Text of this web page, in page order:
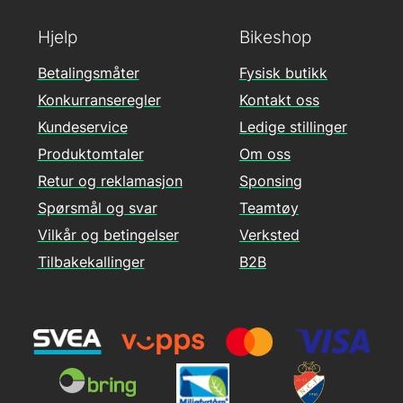
Hjelp
Betalingsmåter
Konkurranseregler
Kundeservice
Produktomtaler
Retur og reklamasjon
Spørsmål og svar
Vilkår og betingelser
Tilbakekallinger
Bikeshop
Fysisk butikk
Kontakt oss
Ledige stillinger
Om oss
Sponsing
Teamtøy
Verksted
B2B